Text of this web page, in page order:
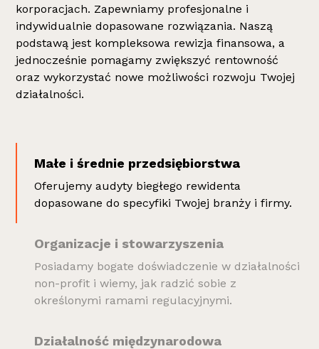
korporacjach. Zapewniamy profesjonalne i
indywidualnie dopasowane rozwiązania. Naszą
podstawą jest kompleksowa rewizja finansowa, a
jednocześnie pomagamy zwiększyć rentowność
oraz wykorzystać nowe możliwości rozwoju Twojej
działalności.
Małe i średnie przedsiębiorstwa
Oferujemy audyty biegłego rewidenta
dopasowane do specyfiki Twojej branży i firmy.
Organizacje i stowarzyszenia
Posiadamy bogate doświadczenie w działalności
non-profit i wiemy, jak radzić sobie z
określonymi ramami regulacyjnymi.
Działalność międzynarodowa